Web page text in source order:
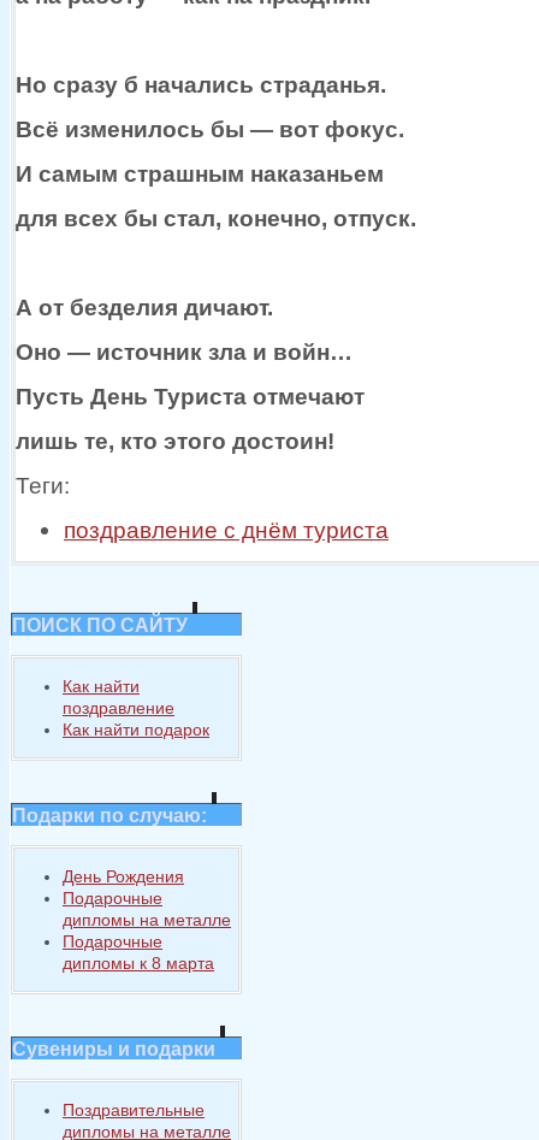
Но сразу б начались страданья.
Всё изменилось бы — вот фокус.
И самым страшным наказаньем
для всех бы стал, конечно, отпуск.
А от безделия дичают.
Оно — источник зла и войн…
Пусть День Туриста отмечают
лишь те, кто этого достоин!
Теги:
поздравление с днём туриста
ПОИСК ПО САЙТУ
Как найти
поздравление
Как найти подарок
Подарки по случаю:
День Рождения
Подарочные
дипломы на металле
Подарочные
дипломы к 8 марта
Сувениры и подарки
Поздравительные
дипломы на металле